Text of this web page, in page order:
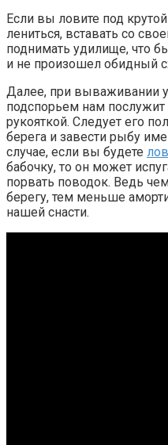
Если вы ловите под
лениться, вставать со
поднимать удилище, что
и не произошел обидный
Далее, при вываживании
подспорьем нам послужит
рукояткой. Следует его
берега и завести рыбу
случае, если вы будете
бабочку, то он может
порвать поводок. Ведь
берегу, тем меньше
нашей снасти.